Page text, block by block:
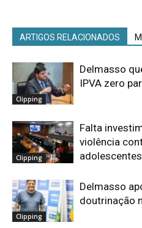
ARTIGOS RELACIONADOS
Clipping
Delmasso
IPVA zero
Clipping
Falta
violência
Clipping
Delmasso
doutrinação